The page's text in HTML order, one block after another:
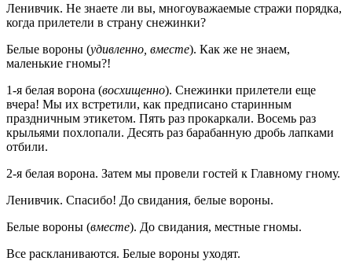
Ленивчик. Не знаете ли вы, многоуважаемые стражи порядка,
когда прилетели в страну снежинки?
Белые вороны (удивленно, вместе). Как же не знаем,
маленькие гномы?!
1-я белая ворона (восхищенно). Снежинки прилетели еще
вчера! Мы их встретили, как предписано старинным
праздничным этикетом. Пять раз прокаркали. Восемь раз
крыльями похлопали. Десять раз барабанную дробь лапками
отбили.
2-я белая ворона. Затем мы провели гостей к Главному гному.
Ленивчик. Спасибо! До свидания, белые вороны.
Белые вороны (вместе). До свидания, местные гномы.
Все раскланиваются. Белые вороны уходят.